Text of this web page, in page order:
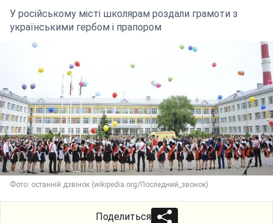
У російському місті школярам роздали грамоти з
українськими гербом і прапором
Фото: останній дзвінок (wikipedia.org/Последний_звонок)
Поделиться